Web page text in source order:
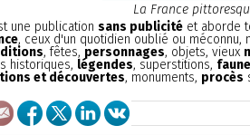
La France
une publication sans publicité et aborde
, ceux d'un quotidien oublié ou méconnu,
, fêtes, personnages, objets, vieux
historiques, légendes, superstitions,
et découvertes, monuments, procès